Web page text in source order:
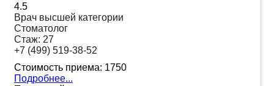
4.5
Врач высшей категории
Стоматолог
Стаж: 27
+7 (499) 519-38-52
Стоимость приема: 1750
Подробнее...